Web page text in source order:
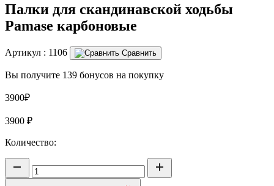
Палки для скандинавской ходьбы
Pamase карбоновые
Артикул : 1106 Сравнить
Вы получите 139 бонусов на покупку
3900₽
3900 ₽
Количество: